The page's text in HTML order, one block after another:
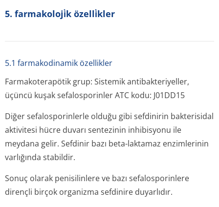
5. farmakoloji̇k özelli̇kler
5.1 farmakodinamik özellikler
Farmakoterapötik grup: Sistemik antibakteriyeller,
üçüncü kuşak sefalosporinler ATC kodu: J01DD15
Diğer sefalosporinlerle olduğu gibi sefdinirin bakterisidal
aktivitesi hücre duvarı sentezinin inhibisyonu ile
meydana gelir. Sefdinir bazı beta-laktamaz enzimlerinin
varlığında stabildir.
Sonuç olarak penisilinlere ve bazı sefalosporinlere
dirençli birçok organizma sefdinire duyarlıdır.